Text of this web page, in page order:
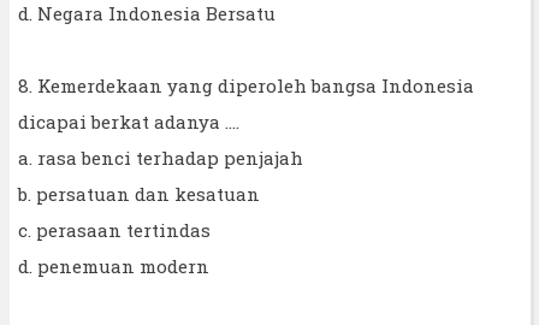
d. Negara Indonesia Bersatu
8. Kemerdekaan yang diperoleh bangsa Indonesia
dicapai berkat adanya ....
a. rasa benci terhadap penjajah
b. persatuan dan kesatuan
c. perasaan tertindas
d. penemuan modern